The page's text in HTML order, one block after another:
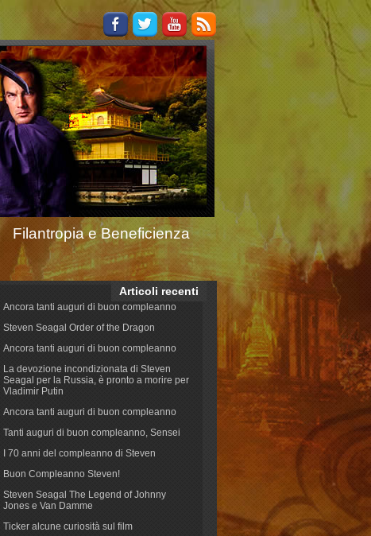
Filantropia e Beneficienza
Articoli recenti
Ancora tanti auguri di buon compleanno
Steven Seagal Order of the Dragon
Ancora tanti auguri di buon compleanno
La devozione incondizionata di Steven
Seagal per la Russia, è pronto a morire per
Vladimir Putin
Ancora tanti auguri di buon compleanno
Tanti auguri di buon compleanno, Sensei
I 70 anni del compleanno di Steven
Buon Compleanno Steven!
Steven Seagal The Legend of Johnny
Jones e Van Damme
Ticker alcune curiosità sul film